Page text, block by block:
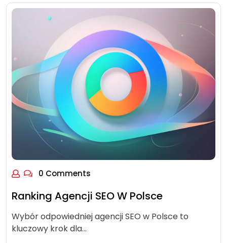
0 Comments
Ranking Agencji SEO W Polsce
Wybór odpowiedniej agencji SEO w Polsce to
kluczowy krok dla…